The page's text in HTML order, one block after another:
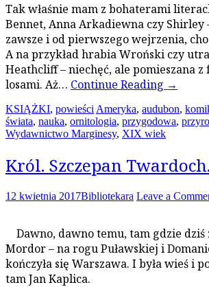
Tak właśnie mam z bohaterami
Bennet, Anna Arkadiewna czy Shirley
zawsze i od pierwszego wejrzenia,
A na przykład hrabia Wroński czy
Heathcliff – niechęć, ale pomieszana z
losami. Aż… Continue Reading →
KSIĄŻKI, powieści Ameryka, audubon,
świata, nauka, ornitologia, przygodowa,
Wydawnictwo Marginesy, XIX wiek
Król. Szczepan Twardoch.
12 kwietnia 2017Bibliotekara Leave a
Dawno, dawno temu, tam gdzie dziś
Mordor – na rogu Puławskiej i
kończyła się Warszawa. I była wieś i
tam Jan Kaplica.